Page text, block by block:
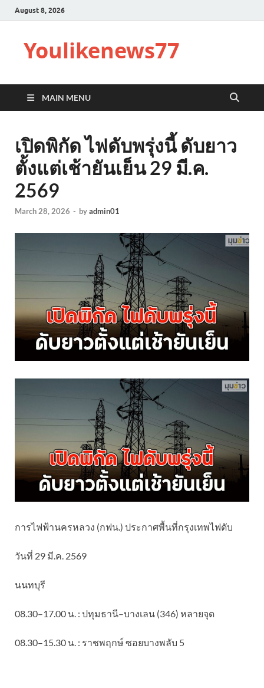
August 8, 2026
Youlikenews77
MAIN MENU
เปิดพิกัด ไฟดับพรุ่งนี้ ดับยาว
ตั้งแต่เช้ายันเย็น 29 มี.ค.
2569
March 28, 2026 - byadmin01
การไฟฟ้านครหลวง (กฟน.) ประกาศพื้นที่กรุงเทพไฟดับ
วันที่ 29 มี.ค. 2569
นนทบุรี
08.30–17.00 น. : ปทุมธานี–บางเลน (346) หลายจุด
08.30–15.30 น. : ราชพฤกษ์ ซอยบางพลับ 5